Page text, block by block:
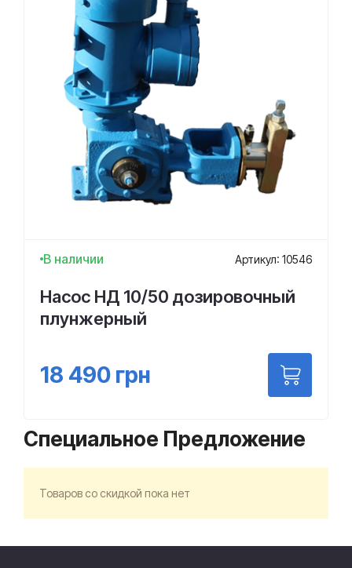
В наличии Артикул: 10546
Насос НД 10/50 дозировочный
плунжерный
18 490 грн
Специальное Предложение
Товаров со скидкой пока нет